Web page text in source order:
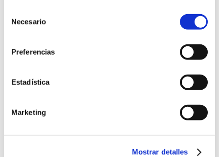
el uso que haga del sitio web con nuestros partners de
información que les haya proporcionado o que hayan
recopilado a partir del uso que haya hecho de sus
preferencias.
Necesario
Preferencias
Estadística
Marketing
Mostrar detalles
Convocatoria de ayudas
Convocatoria de ayudas para impulsar
la incorporación de tecnologías
innovadoras en entidades del tercer